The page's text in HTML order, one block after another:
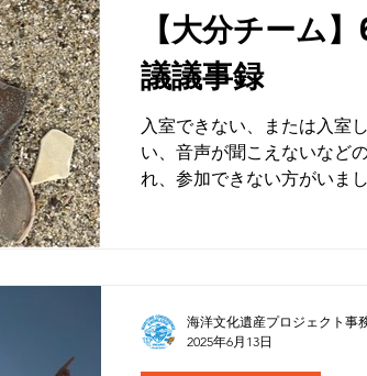
りプロペラ」「大分にもあ
発見した“大阪新町お笹紅”
ター発表する。 「リーフデ号の豊後来着から海洋文化遺
産を探る」 1600年に大分県来着のリーフデ号を起点に、
海と人との繋がりを考えま
つめ、エラスムス像や地域
遺産の価値と保存の意義を
【大分チーム
議議事録
入室できない、または入室
い、音声が聞こえないなど
れ、参加できない方がいま
マリーを作ること。周知の
もしれない。
海洋文化遺産プロジェクト事
2025年6月13日